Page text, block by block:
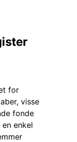
for
visse
fonde
enkel